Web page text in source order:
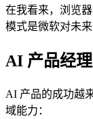
在我看来，浏览
模式是微软对未
AI 产品经
AI 产品的成功越
域能力：